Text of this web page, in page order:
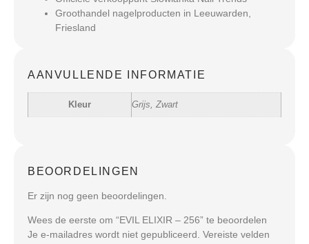
Groothandel nagelproducten in Leeuwarden,
Friesland
AANVULLENDE INFORMATIE
Kleur Grijs, Zwart
BEOORDELINGEN
Er zijn nog geen beoordelingen.
Wees de eerste om “EVIL ELIXIR – 256” te beoordelen
Je e-mailadres wordt niet gepubliceerd. Vereiste velden